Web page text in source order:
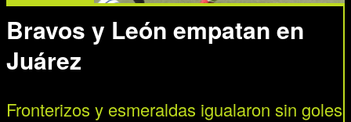
Bravos y León empatan en
Juárez
Fronterizos y esmeraldas igualaron sin goles